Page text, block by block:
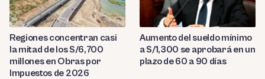
Regiones concentran casi
la mitad de los S/6,700
millones en Obras por
Impuestos de 2026
Aumento del sueldo mínimo
a S/1,300 se aprobará en un
plazo de 60 a 90 días